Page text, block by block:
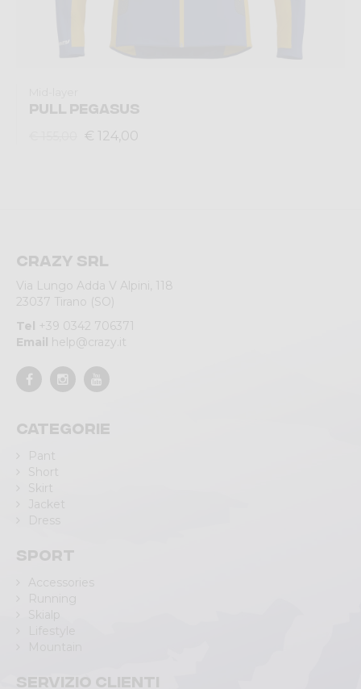
PULL PEGASUS
€ 124,00
Crazy srl
Via Lungo Adda V Alpini, 118
23037 Tirano (SO)
Tel +39 0342 706371
Email help@crazy.it
Categorie
Pant
Short
Skirt
Jacket
Dress
Sport
Accessories
Running
Skialp
Servizio clienti